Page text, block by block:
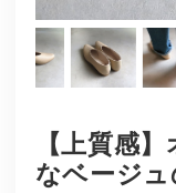
【上質感
なベージ